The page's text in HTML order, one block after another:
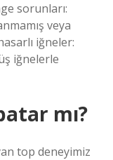
sorunları:
veya
iğneler:
iğnelerle
mı?
top deneyimiz